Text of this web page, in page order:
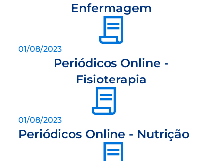
Enfermagem
01/08/2023
Periódicos Online -
Fisioterapia
01/08/2023
Periódicos Online - Nutrição